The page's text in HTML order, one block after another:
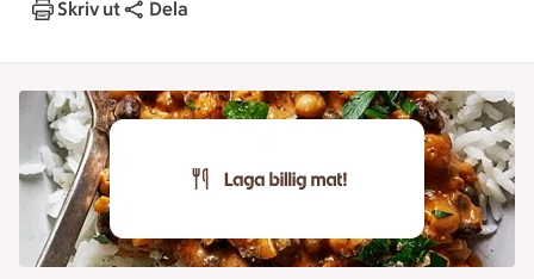
Skriv ut Dela